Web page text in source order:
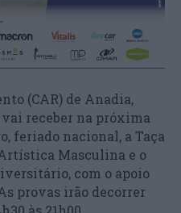
(CAR) de Anadia,
receber na próxima
feriado nacional, a Taça
Masculina e o
com o apoio
provas irão decorrer